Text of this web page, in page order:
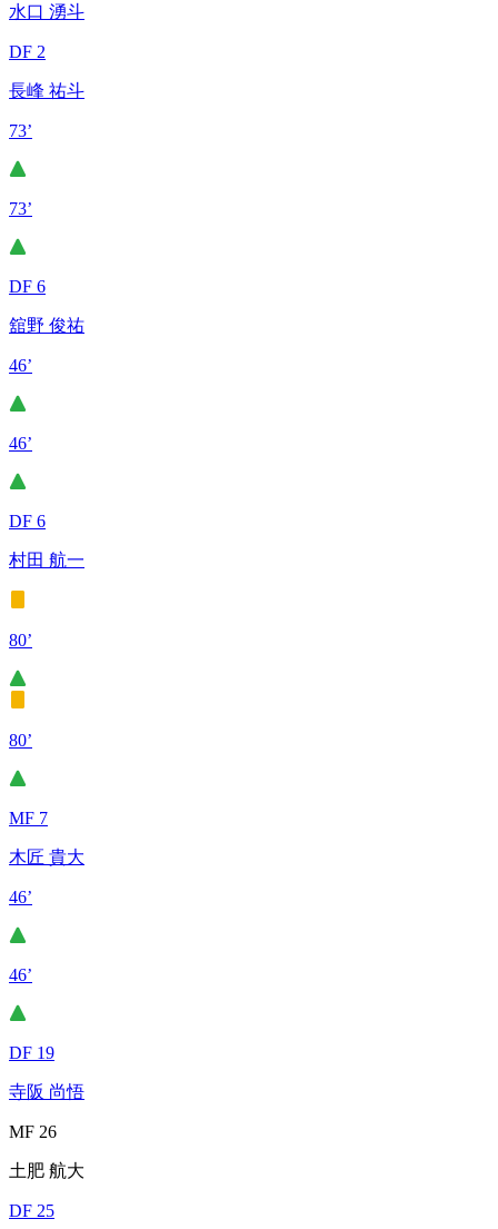
水口 湧斗
DF 2
長峰 祐斗
73’
73’
DF 6
舘野 俊祐
46’
46’
DF 6
村田 航一
80’
80’
MF 7
木匠 貴大
46’
46’
DF 19
寺阪 尚悟
MF 26
土肥 航大
DF 25